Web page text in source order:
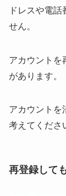
ドレスや電
せん。
アカウントを
があります。
アカウントを
考えてくださ
再登録して